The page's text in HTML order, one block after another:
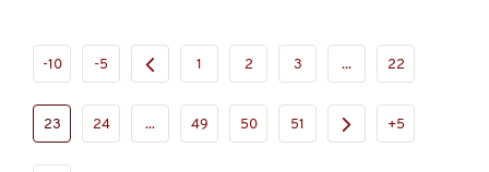
-10 -5 1 2 3 ... 22
23 24 ... 49 50 51 +5